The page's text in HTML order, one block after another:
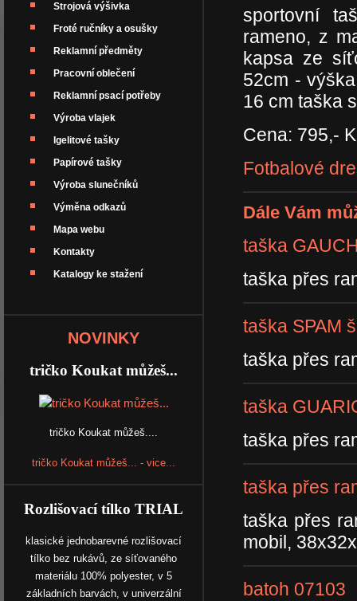
Strojová výšivka
Froté ručníky a osušky
Reklamní předměty
Pracovní oblečení
Reklamní psací potřeby
Výroba vlajek
Igelitové tašky
Papírové tašky
Výroba slunečníků
Výměna odkazů
Mapa webu
Kontakty
Katalogy ke stažení
NOVINKY
tričko Koukat můžeš...
tričko Koukat můžeš....
tričko Koukat můžeš... - vice...
Rozlišovací tílko TRIAL
klasické jednobarevné rozlišovací
tílko bez rukávů, ze síťovaného
materiálu 100% polyester, v 5
základních barvách, v univerzální
sportovní
rameno, z
kapsa ze
52cm -
16 cm taška
Cena: 795,-
Fotbalové
Dále Vám
taška
taška přes
taška SPAM
taška přes
taška
taška přes
taška přes
taška přes
mobil,
batoh 07103